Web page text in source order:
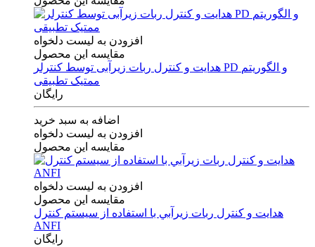
افزودن به لیست دلخواه
مقایسه این محصول
هدایت و کنترل ربات زیرآبی توسط کنترلر PD و الگوریتم
ممتیک تطبیقی
رایگان
اضافه به سبد خرید
افزودن به لیست دلخواه
مقایسه این محصول
افزودن به لیست دلخواه
مقایسه این محصول
هدايت و كنترل ربات زيرآبي با استفاده از سيستم كنترل
ANFI
رایگان